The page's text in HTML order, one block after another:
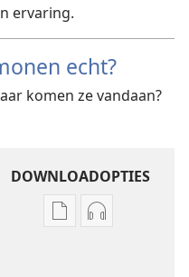
ervaring.
echt?
komen ze vandaan?
DOWNLOADOPTIES
Downloadopties